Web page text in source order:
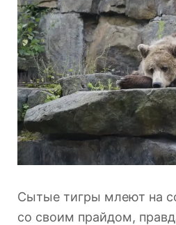
Сытые тигры млеют на
со своим прайдом,